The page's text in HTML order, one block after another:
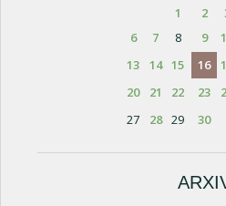
1
2
6
7 8 9
13
14 15 16
20
21 22 23
27
28 29 30